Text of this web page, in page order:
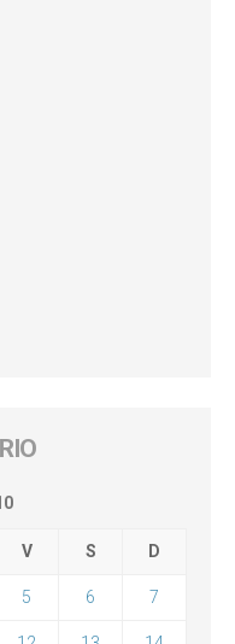
V S D
5 6 7